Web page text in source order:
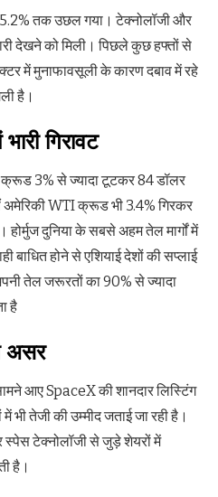
5.2% तक उछल गया। टेक्नोलॉजी और
देखने को मिली। पिछले कुछ हफ्तों से
में मुनाफावसूली के कारण दबाव में रहे
है।
गिरावट
3% से ज्यादा टूटकर 84 डॉलर
अमेरिकी WTI क्रूड भी 3.4% गिरकर
दुनिया के सबसे अहम तेल मार्गों में
बाधित होने से एशियाई देशों की सप्लाई
तेल जरूरतों का 90% से ज्यादा
है
असर
आए SpaceX की शानदार लिस्टिंग
तेजी की उम्मीद जताई जा रही है।
स्पेस टेक्नोलॉजी से जुड़े शेयरों में
है।